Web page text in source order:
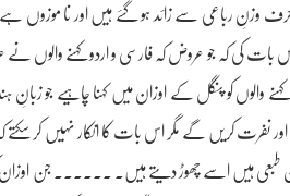
رباعی سے زائد ہو گئے ہیں اور نا موزوں
کہ جو عروض کہ فارسی و اردو کہنے والوں نے عربی
والوں کو پنگل کے اوزان میں کہنا چاہیے جو زبانِ
کریں گے مگر اس بات کا انکار نہیں کر سکتے
طبعی ہیں اسے چھوڑ دیتے ہیں۔ ...... جن اوزان کو